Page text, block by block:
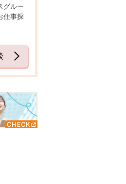
グルー
仕事探